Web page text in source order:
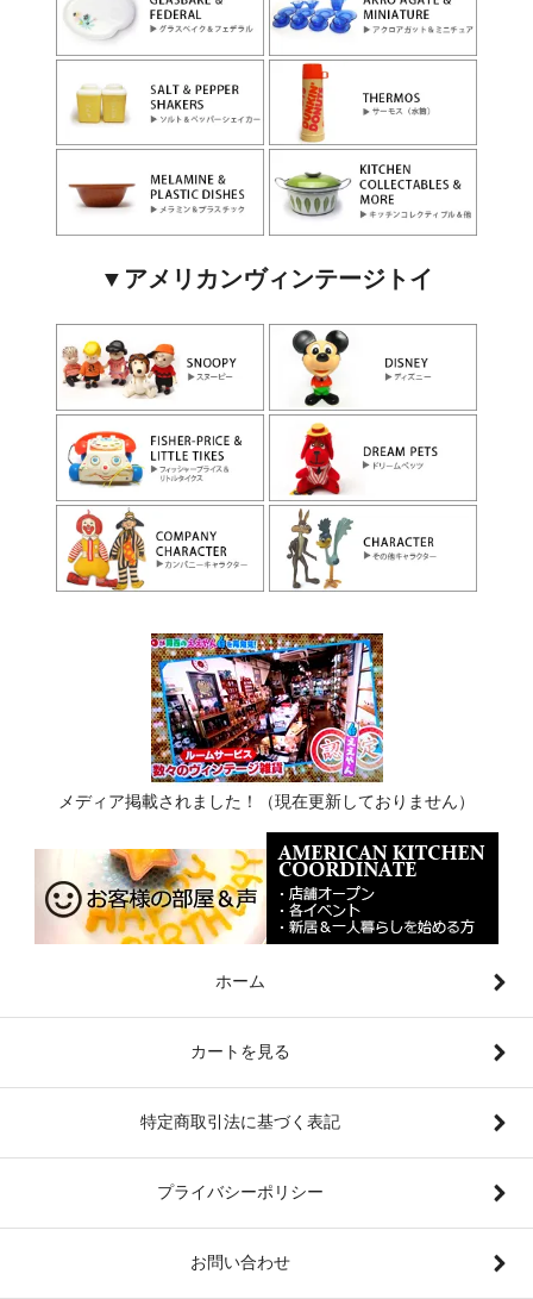
▼アメリカンヴィンテージトイ
メディア掲載されました！（現在更新しておりません）
ホーム
カートを見る
特定商取引法に基づく表記
プライバシーポリシー
お問い合わせ